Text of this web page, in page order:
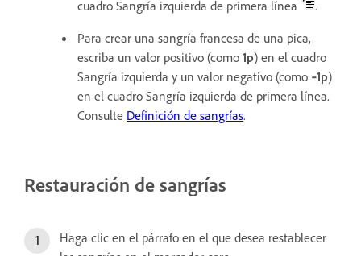
cuadro Sangría izquierda de primera línea
.
Para crear una sangría francesa de una pica,
escriba un valor positivo (como 1p) en el cuadro
Sangría izquierda y un valor negativo (como ‑1p)
en el cuadro Sangría izquierda de primera línea.
Consulte Definición de sangrías.
Restauración de sangrías
Haga clic en el párrafo en el que desea restablecer